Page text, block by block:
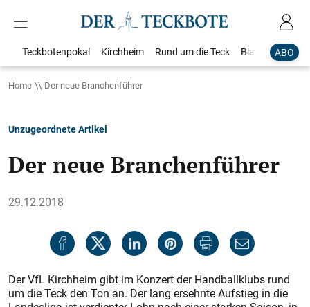
ABO
Teckbotenpokal Kirchheim Rund um die Teck Blaulicht
Home Der neue Branchenführer
Unzugeordnete Artikel
Der neue Branchenführer
29.12.2018
Der VfL Kirchheim gibt im Konzert der Handballklubs rund
um die Teck den Ton an. Der lang ersehnte Aufstieg in die